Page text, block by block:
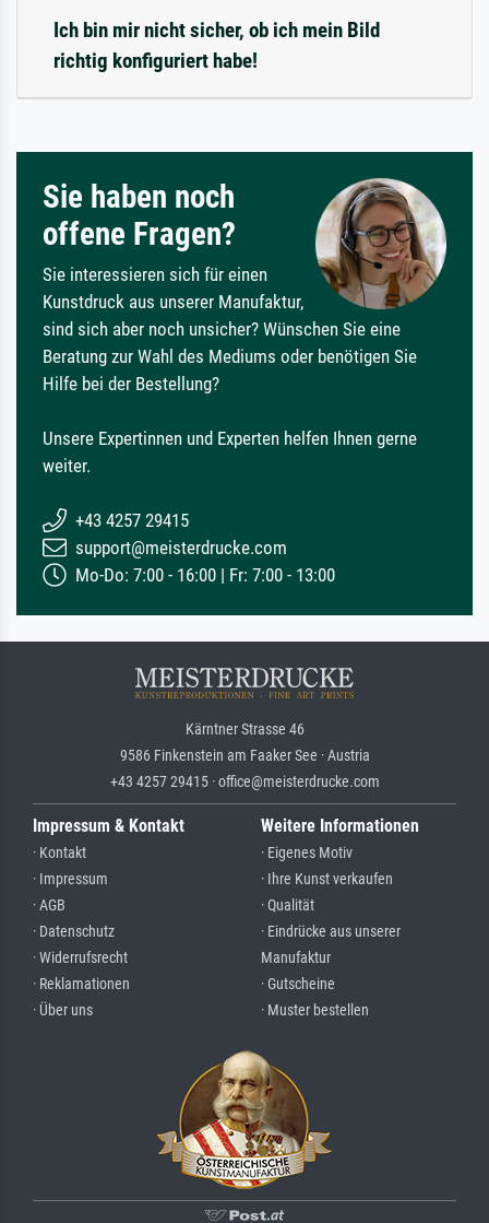
Ich bin mir nicht sicher, ob ich mein Bild
richtig konfiguriert habe!
Sie haben noch
offene Fragen?
Sie interessieren sich für einen
Kunstdruck aus unserer Manufaktur,
sind sich aber noch unsicher? Wünschen Sie eine
Beratung zur Wahl des Mediums oder benötigen Sie
Hilfe bei der Bestellung?
Unsere Expertinnen und Experten helfen Ihnen gerne
weiter.
+43 4257 29415
support@meisterdrucke.com
Mo-Do: 7:00 - 16:00 | Fr: 7:00 - 13:00
Kärntner Strasse 46
9586 Finkenstein am Faaker See · Austria
+43 4257 29415 · office@meisterdrucke.com
Impressum & Kontakt
· Kontakt
· Impressum
· AGB
· Datenschutz
· Widerrufsrecht
· Reklamationen
· Über uns
Weitere Informationen
· Eigenes Motiv
· Ihre Kunst verkaufen
· Qualität
· Eindrücke aus unserer
Manufaktur
· Gutscheine
· Muster bestellen